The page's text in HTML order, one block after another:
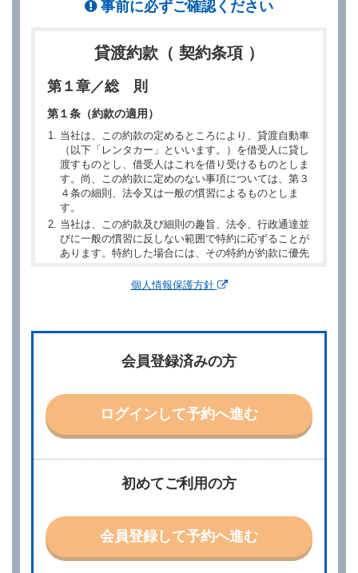
事前に必ずご確認ください
貸渡約款（ 契約条項 ）
第１章／総 則
第１条（約款の適用）
当社は、この約款の定めるところにより、貸渡自動車
（以下「レンタカー」といいます。）を借受人に貸し
渡すものとし、借受人はこれを借り受けるものとしま
す。尚、この約款に定めのない事項については、第３
４条の細則、法令又は一般の慣習によるものとしま
す。
当社は、この約款及び細則の趣旨、法令、行政通達並
びに一般の慣習に反しない範囲で特約に応ずることが
あります。特約した場合には、その特約が約款に優先
別に定める料金表等に同意のうえ、別に定める方法に
他の借受条件（以下「借受条件」といいます。）を明
示して予約の申込みを行うことができます。なお、当
社は、電話連絡並びに電子メールによる予約に応じま
責任を負わないものとします。
当社は、借受人から予約の申込みがあったときは、原
則として、当社の保有するレンタカーの範囲内で予約
特に認める場合を除き、別に定める予約申込金を支払
うものとします。
第３条（予約の変更）
個人情報保護方針
初めてご利用の方
会員登録して予約へ進む
会員登録済みの方
ログインして予約へ進む